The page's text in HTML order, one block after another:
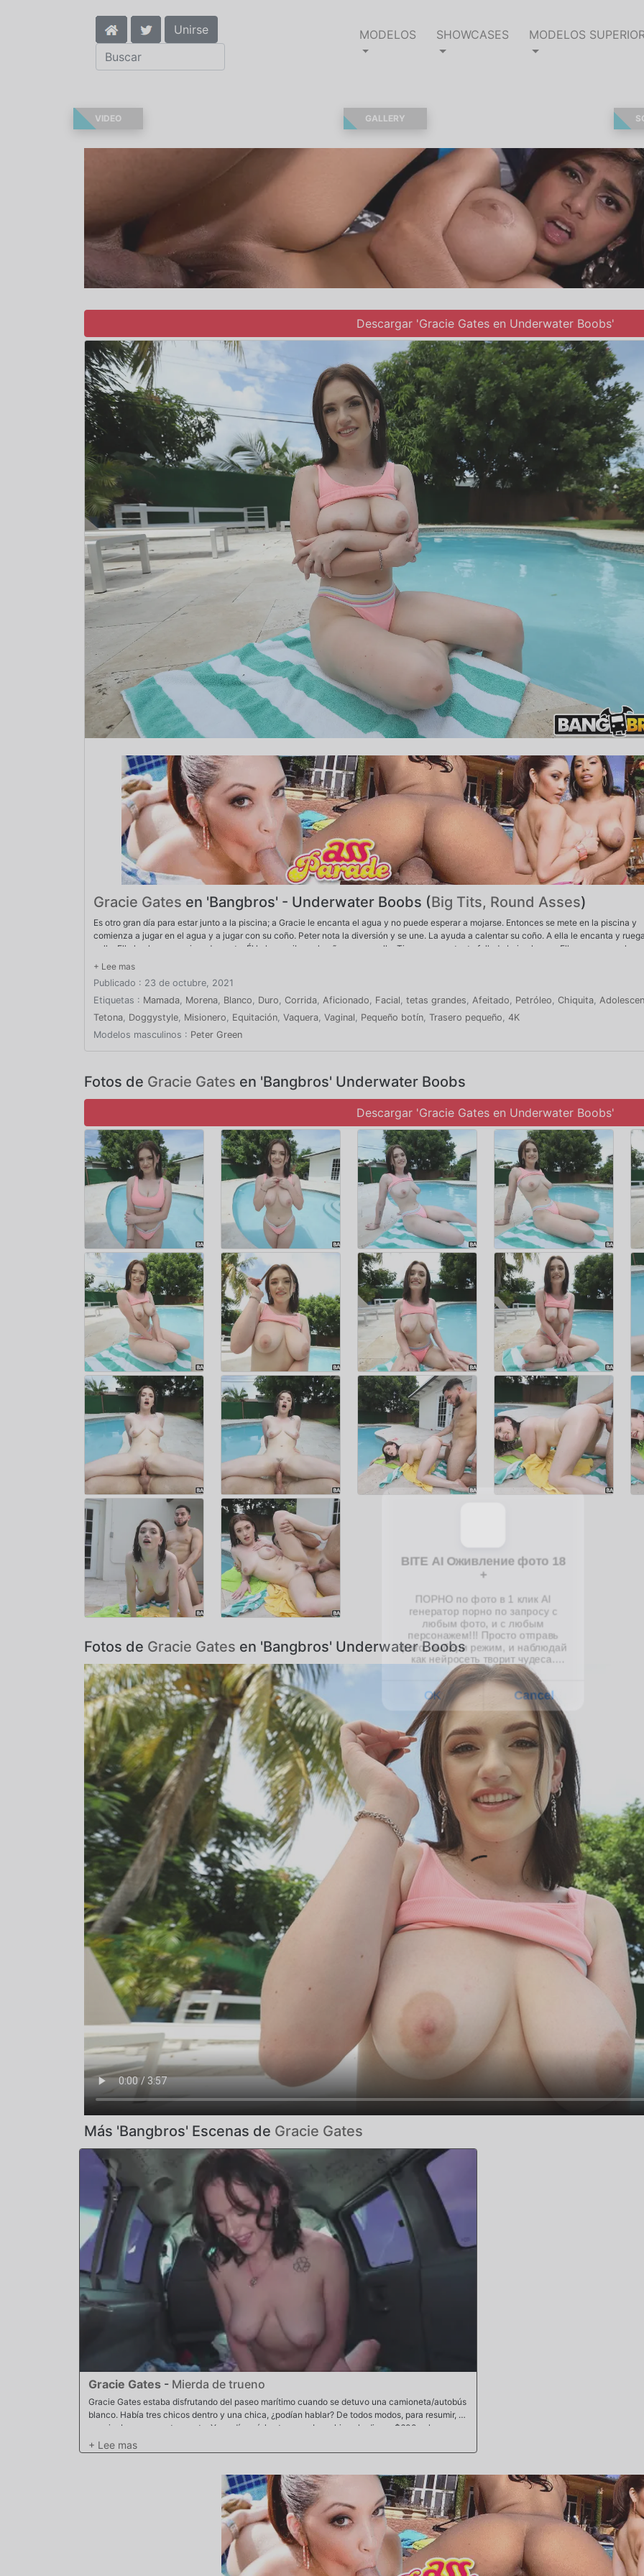
Unirse MODELOS SHOWCASES MODELOS
VIDEO GALLERY
Descargar 'Gracie Gates en Underwater Boobs'
Gracie Gates en 'Bangbros' - Underwater Boobs (Big Tits, Round Asses)
Es otro gran día para estar junto a la piscina; a Gracie le encanta el agua y no puede esperar a mojarse. Entonces se mete en la piscina y
comienza a jugar en el agua y a jugar con su coño. Peter nota la diversión y se une. La ayuda a calentar su coño. A ella le encanta y
polla. Ella la chupa apasionadamente. Él le hace vibrar el coño con su polla. Tienen una potente follada bajo el agua. Ella se mueve a la
para recibir esa polla. Peter no puede contenerlo más. Se corre por toda su cara.
Publicado : 23 de octubre, 2021
Etiquetas : Mamada Morena Blanco Duro Corrida Aficionado Facial tetas grandes Afeitado Petróleo Chiquita
Tetona Doggystyle Misionero Equitación Vaquera Vaginal Pequeño botín Trasero pequeño 4K
Modelos masculinos : Peter Green
Fotos de Gracie Gates en 'Bangbros' Underwater Boobs
Descargar 'Gracie Gates en Underwater Boobs'
Fotos de Gracie Gates en 'Bangbros' Underwater Boobs
Más 'Bangbros' Escenas de Gracie Gates
Gracie Gates - Mierda de trueno
Gracie Gates estaba disfrutando del paseo marítimo cuando se detuvo una camioneta/autobús
blanco. Había tres chicos dentro y una chica, ¿podían hablar? De todos modos, para resumir, se
avecinaba una gran tormenta. Ya podían oír los truenos. Los chicos le dieron $600 solo para